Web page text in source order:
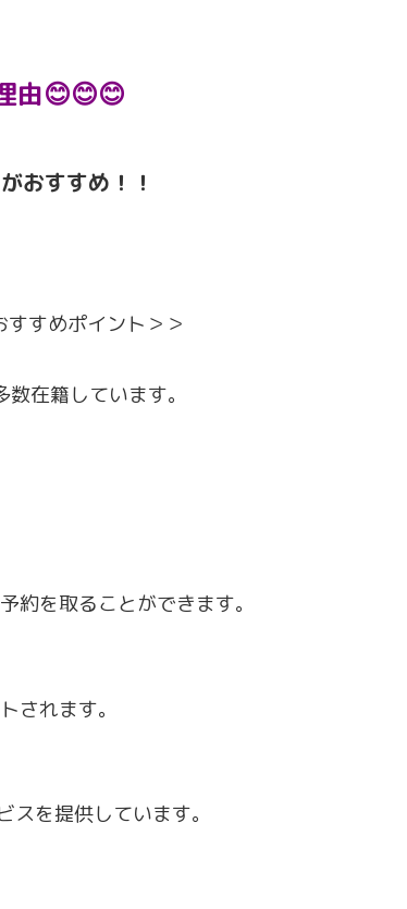
由😊😊😊
おすすめ！！
すめポイント＞＞
在籍しています。
約を取ることができます。
されます。
を提供しています。